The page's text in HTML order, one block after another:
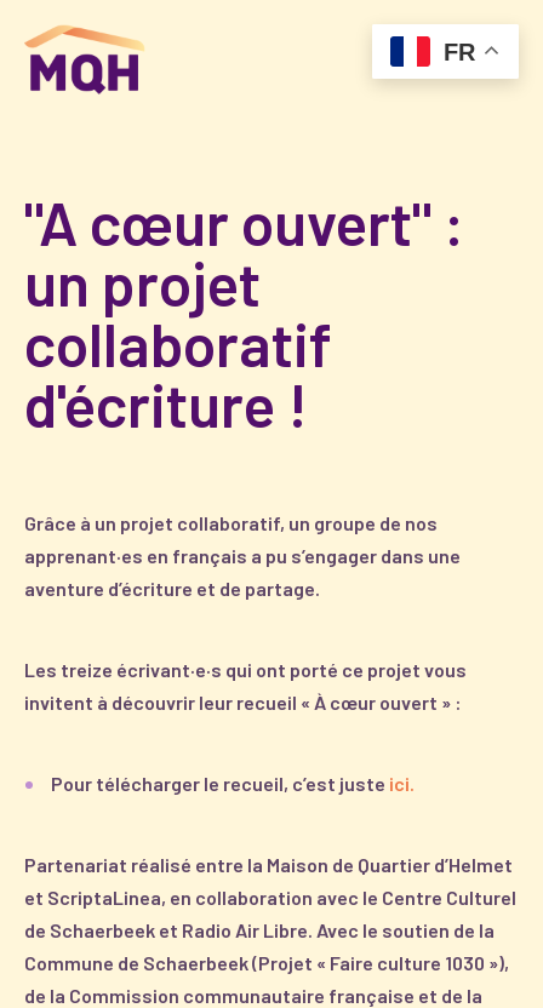
"A cœur ouvert" :
un projet
collaboratif
d'écriture !
Grâce à un projet collaboratif, un groupe de nos
apprenant·es en français a pu s’engager dans une
aventure d’écriture et de partage.
Les treize écrivant·e·s qui ont porté ce projet vous
invitent à découvrir leur recueil « À cœur ouvert » :
Pour télécharger le recueil, c’est juste ici.
Partenariat réalisé entre la Maison de Quartier d’Helmet
et ScriptaLinea, en collaboration avec le Centre Culturel
de Schaerbeek et Radio Air Libre. Avec le soutien de la
Commune de Schaerbeek (Projet « Faire culture 1030 »),
de la Commission communautaire française et de la
FR